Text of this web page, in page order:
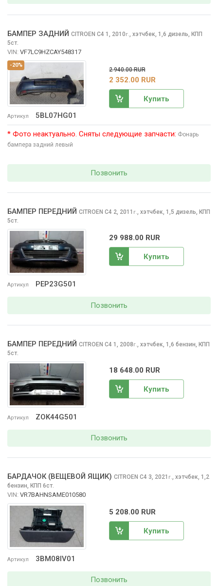
-20%
Артикул 5BL07HG01
БАМПЕР ЗАДНИЙ CITROEN C4 1, 2010г., хэтчбек, 1,6 дизель, КПП
5ст.
VIN: VF7LC9HZCAY548317
2 940.00 RUR
2 352.00 RUR
Купить
* Фото неактуально. Сняты следующие запчасти: Фонарь
бампера задний левый
Позвонить
Артикул PEP23G501
БАМПЕР ПЕРЕДНИЙ CITROEN C4 2, 2011 г., хэтчбек, 1,5 дизель, КПП
5ст.
29 988.00 RUR
Купить
Позвонить
Артикул ZOK44G501
БАМПЕР ПЕРЕДНИЙ CITROEN C4 1, 2008г., хэтчбек, 1,6 бензин, КПП
5ст.
18 648.00 RUR
Купить
Позвонить
Артикул 3BM08IV01
БАРДАЧОК (ВЕЩЕВОЙ ЯЩИК) CITROEN C4 3, 2021 г., хэтчбек, 1,2
бензин, КПП 6ст.
VIN: VR7BAHNSAME010580
5 208.00 RUR
Купить
Позвонить